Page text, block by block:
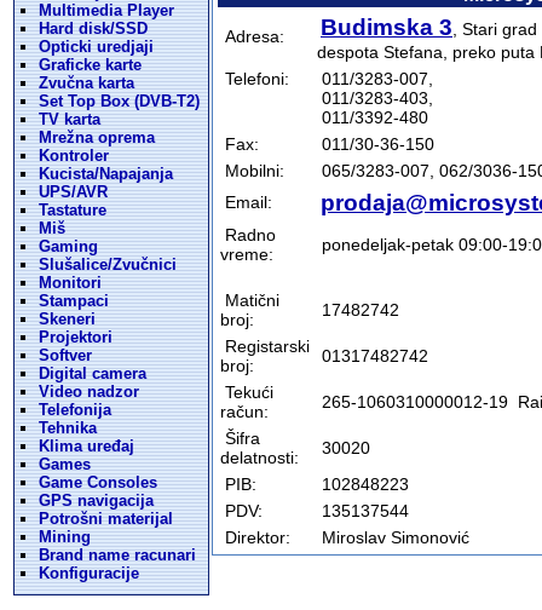
Multimedia Player
Hard disk/SSD
Opticki uredjaji
Graficke karte
Zvučna karta
Set Top Box (DVB-T2)
TV karta
Mrežna oprema
Kontroler
Kucista/Napajanja
UPS/AVR
Tastature
Miš
Gaming
Slušalice/Zvučnici
Monitori
Stampaci
Skeneri
Projektori
Softver
Digital camera
Video nadzor
Telefonija
Tehnika
Klima uređaj
Games
Game Consoles
GPS navigacija
Potrošni materijal
Mining
Brand name racunari
Konfiguracije
Adresa: Budimska 3 , Stari
despota Stefana, preko puta
Telefoni:
011/3283-007,
011/3283-403,
011/3392-480
Fax:
011/30-36-150
Mobilni:
065/3283-007, 062/3036-
Email:
Radno
vreme:
ponedeljak-petak 09:00-
Matični
broj:
17482742
Registarski
broj:
01317482742
Tekući
račun:
265-1060310000012-19
Šifra
delatnosti:
30020
PIB:
102848223
PDV:
135137544
Direktor:
Miroslav Simonović